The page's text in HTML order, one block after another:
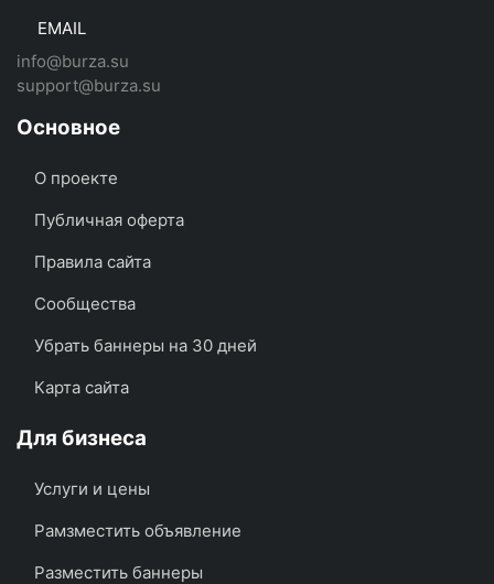
EMAIL
info@burza.su
support@burza.su
Основное
О проекте
Публичная оферта
Правила сайта
Сообщества
Убрать баннеры на 30 дней
Карта сайта
Для бизнеса
Услуги и цены
Рамзместить объявление
Разместить баннеры